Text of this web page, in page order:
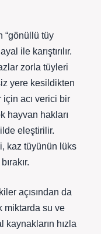
“gönüllü tüy
ile karıştırılır.
zorla tüyleri
yere kesildikten
için acı verici bir
hayvan hakları
eleştirilir.
kaz tüyünün lüks
açısından da
miktarda su ve
hızla